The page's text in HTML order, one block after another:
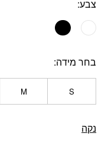
צבע:
בחר מידה
S
M
נקה